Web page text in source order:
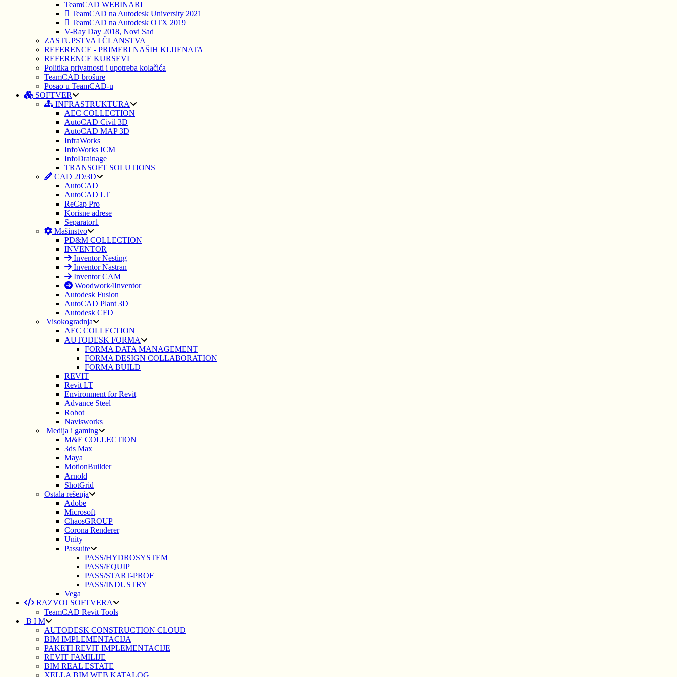
TeamCAD WEBINARI
TeamCAD na Autodesk University 2021
TeamCAD na Autodesk OTX 2019
V-Ray Day 2018, Novi Sad
ZASTUPSTVA I ČLANSTVA
REFERENCE - PRIMERI NAŠIH KLIJENATA
REFERENCE KURSEVI
Politika privatnosti i upotreba kolačića
TeamCAD brošure
Posao u TeamCAD-u
SOFTVER
INFRASTRUKTURA
AEC COLLECTION
AutoCAD Civil 3D
AutoCAD MAP 3D
InfraWorks
InfoWorks ICM
InfoDrainage
TRANSOFT SOLUTIONS
CAD 2D/3D
AutoCAD
AutoCAD LT
ReCap Pro
Korisne adrese
Separator1
Mašinstvo
PD&M COLLECTION
INVENTOR
Inventor Nesting
Inventor Nastran
Inventor CAM
Woodwork4Inventor
Autodesk Fusion
AutoCAD Plant 3D
Autodesk CFD
Visokogradnja
AEC COLLECTION
AUTODESK FORMA
FORMA DATA MANAGEMENT
FORMA DESIGN COLLABORATION
FORMA BUILD
REVIT
Revit LT
Environment for Revit
Advance Steel
Robot
Navisworks
Medija i gaming
M&E COLLECTION
3ds Max
Maya
MotionBuilder
Arnold
ShotGrid
Ostala rešenja
Adobe
Microsoft
ChaosGROUP
Corona Renderer
Unity
Passuite
PASS/HYDROSYSTEM
PASS/EQUIP
PASS/START-PROF
PASS/INDUSTRY
Vega
RAZVOJ SOFTVERA
TeamCAD Revit Tools
B I M
AUTODESK CONSTRUCTION CLOUD
BIM IMPLEMENTACIJA
PAKETI REVIT IMPLEMENTACIJE
REVIT FAMILIJE
BIM REAL ESTATE
XELLA BIM WEB KATALOG